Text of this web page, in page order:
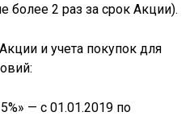
более 2 раз за срок Акции).
и учета покупок для
— с 01.01.2019 по